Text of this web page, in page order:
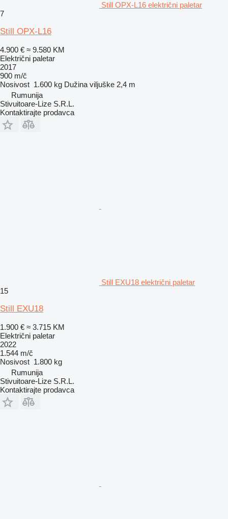
Still OPX-L16 električni paletar
7
Still OPX-L16
4.900 € ≈ 9.580 KM
Električni paletar
2017
900 m/č
Nosivost 1.600 kg Dužina viljuške 2,4 m
Rumunija
Stivuitoare-Lize S.R.L.
Kontaktirajte prodavca
Still EXU18 električni paletar
15
Still EXU18
1.900 € ≈ 3.715 KM
Električni paletar
2022
1.544 m/č
Nosivost 1.800 kg
Rumunija
Stivuitoare-Lize S.R.L.
Kontaktirajte prodavca